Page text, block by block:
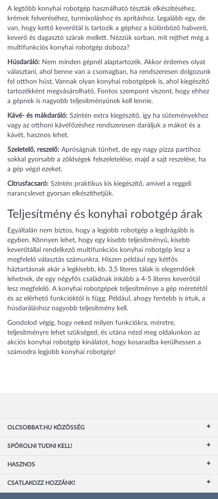
A legtöbb konyhai robotgép használható tészták elkészítéséhez,
krémek felveréséhez, turmixoláshoz és aprításhoz. Legalább egy, de
van, hogy kettő keverőtál is tartozik a géphez a különböző habverő,
keverő és dagasztó szárak mellett. Nézzük sorban, mit rejthet még a
multifunkciós konyhai robotgép doboza?
Húsdaráló: Nem minden gépnél alaptartozék. Akkor érdemes olyat
választani, ahol benne van a csomagban, ha rendszeresen dolgozunk
fel otthon húst. Vannak olyan konyhai robotgépek is, ahol kiegészítő
tartozékként megvásárolható. Fontos szempont viszont, hogy ehhez
a gépnek is nagyobb teljesítményűnek kell lennie.
Kávé- és mákdaráló: Szintén extra kiegészítő, így ha süteményekhez
vagy az otthoni kávéfőzéshez rendszeresen daráljuk a mákot és a
kávét, hasznos lehet.
Szeletelő, reszelő: Apróságnak tűnhet, de egy nagy pizza partihoz
sokkal gyorsabb a zöldségek felszeletelése, majd a sajt reszelése, ha
a gép végzi ezeket.
Citrusfacsaró: Szintén praktikus kis kiegészítő, amivel a reggeli
narancslevet gyorsan elkészíthetjük.
Teljesítmény és konyhai robotgép árak
Egyáltalán nem biztos, hogy a legjobb robotgép a legdrágább is
egyben. Könnyen lehet, hogy egy kisebb teljesítményű, kisebb
keverőtállal rendelkező multifunkciós konyhai robotgép lesz a
megfelelő választás számunkra. Hiszen például egy kétfős
háztartásnak akár a legkisebb, kb. 3,5 literes tálak is elegendőek
lehetnek, de egy négyfős családnak inkább a 4-5 literes keverőtál
lesz megfelelő. A konyhai robotgépek teljesítménye a gép méretétől
és az elérhető funkcióktól is függ. Például, ahogy fentebb is írtuk, a
húsdaráláshoz nagyobb teljesítmény kell.
Gondolod végig, hogy neked milyen funkciókra, méretre,
teljesítményre lehet szükséged, és utána nézd meg oldalunkon az
akciós konyhai robotgép kínálatot, hogy kosaradba kerülhessen a
számodra legjobb konyhai robotgép!
OLCSOBBAT.HU KÖZÖSSÉG
SPÓROLNI TUDNI KELL!
HASZNOS
CSATLAKOZZ HOZZÁNK!